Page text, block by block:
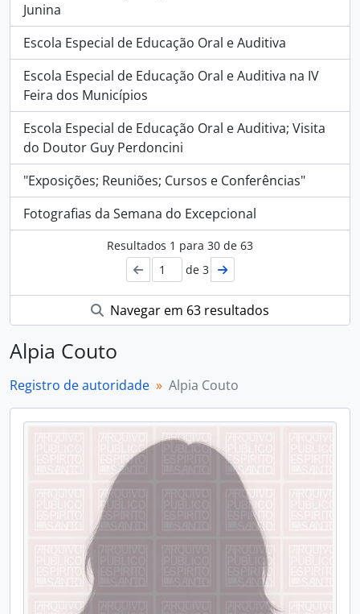
Junina
Escola Especial de Educação Oral e Auditiva
Escola Especial de Educação Oral e Auditiva na IV
Feira dos Municípios
Escola Especial de Educação Oral e Auditiva; Visita
do Doutor Guy Perdoncini
"Exposições; Reuniões; Cursos e Conferências"
Fotografias da Semana do Excepcional
Resultados 1 para 30 de 63
de 3
Navegar em 63 resultados
Alpia Couto
Registro de autoridade Alpia Couto